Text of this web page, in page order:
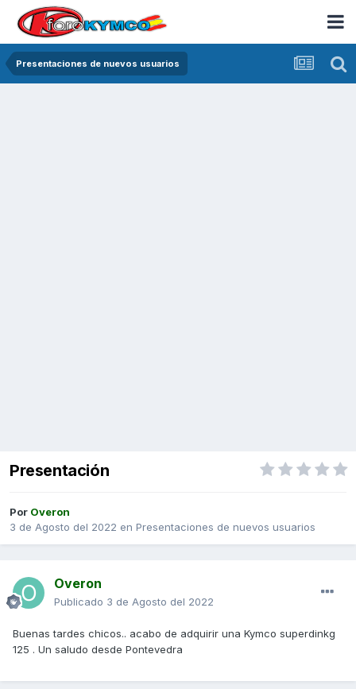
Presentaciones de nuevos usuarios
Presentación
Por Overon
3 de Agosto del 2022 en Presentaciones de nuevos usuarios
Overon
Publicado 3 de Agosto del 2022
Buenas tardes chicos.. acabo de adquirir una Kymco superdinkg
125 . Un saludo desde Pontevedra